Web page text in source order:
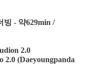
빙 - 약629min /
2.0
(Daeyoungpanda